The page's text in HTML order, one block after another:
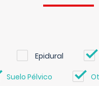
Epidural
Suelo Pélvico